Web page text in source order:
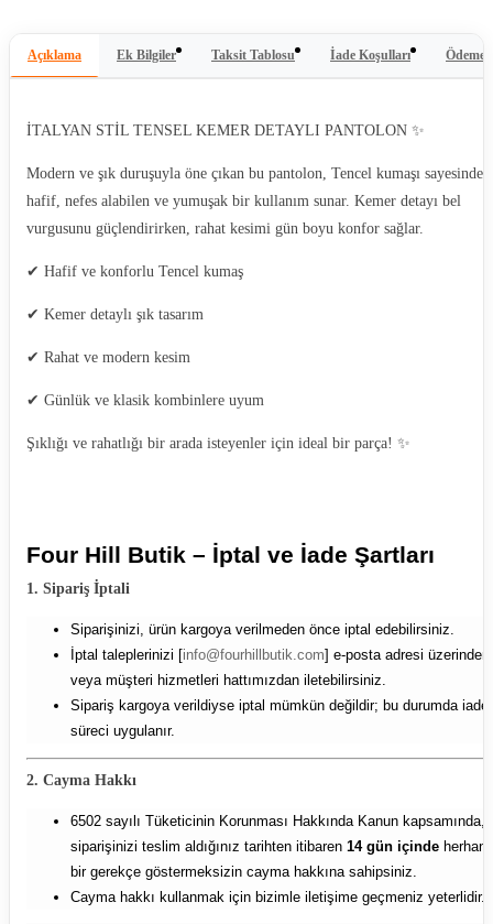
Açıklama Ek Bilgiler Taksit Tablosu İade Koşulları Ödeme
İTALYAN STİL TENSEL KEMER DETAYLI PANTOLON ✨
Modern ve şık duruşuyla öne çıkan bu pantolon, Tencel kumaşı sayesinde
hafif, nefes alabilen ve yumuşak bir kullanım sunar. Kemer detayı bel
vurgusunu güçlendirirken, rahat kesimi gün boyu konfor sağlar.
✔ Hafif ve konforlu Tencel kumaş
✔ Kemer detaylı şık tasarım
✔ Rahat ve modern kesim
✔ Günlük ve klasik kombinlere uyum
Şıklığı ve rahatlığı bir arada isteyenler için ideal bir parça! ✨
Four Hill Butik – İptal ve İade Şartları
1. Sipariş İptali
Siparişinizi, ürün kargoya verilmeden önce iptal edebilirsiniz.
İptal taleplerinizi [info@fourhillbutik.com] e-posta adresi üzerinden
veya müşteri hizmetleri hattımızdan iletebilirsiniz.
Sipariş kargoya verildiyse iptal mümkün değildir; bu durumda iade
süreci uygulanır.
2. Cayma Hakkı
6502 sayılı Tüketicinin Korunması Hakkında Kanun kapsamında,
siparişinizi teslim aldığınız tarihten itibaren 14 gün içinde
bir gerekçe göstermeksizin cayma hakkına sahipsiniz.
Cayma hakkı kullanmak için bizimle iletişime geçmeniz yeterlidir.